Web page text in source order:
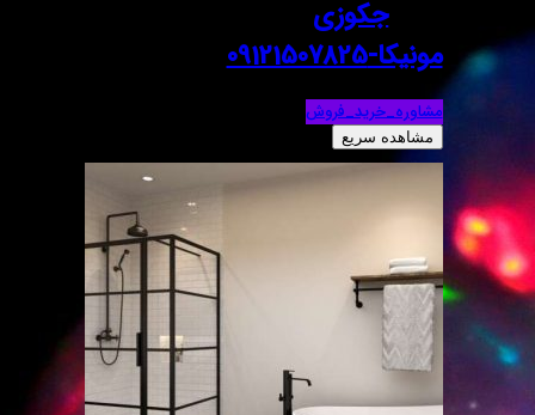
مونیکا-09121507825
مشاوره_خرید_فروش
مشاهده سریع